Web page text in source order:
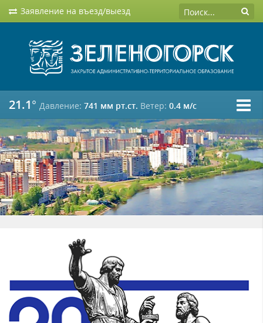
Заявление на въезд/выезд
21.1° Давление: 741 мм рт.ст. Ветер: 0.4 м/c